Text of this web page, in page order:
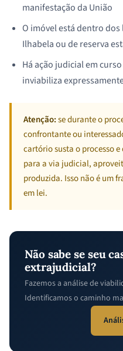
manifestação da União
O imóvel está dentro
Ilhabela ou de reserva
Há ação judicial em
inviabiliza
Atenção:se durante o
confrontante ou
cartório susta o processo
para a via judicial,
produzida. Isso não é um
em lei.
Não sabe se seu
extrajudicial?
Fazemos a análise de
Identificamos o caminho